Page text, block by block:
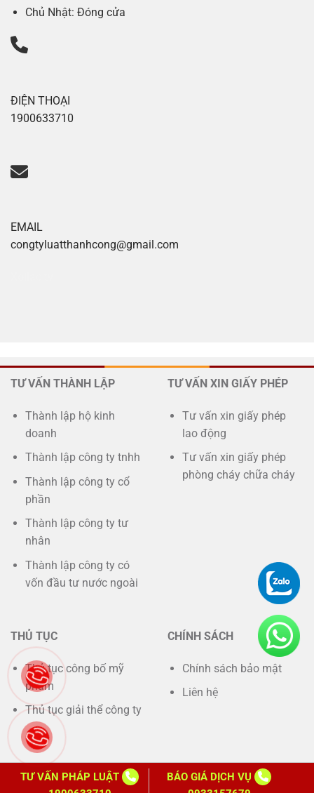
Chủ Nhật: Đóng cửa
ĐIỆN THOẠI
1900633710
EMAIL
congtyluatthanhcong@gmail.com
TƯ VẤN THÀNH LẬP
Thành lập hộ kinh
doanh
Thành lập công ty tnhh
Thành lập công ty cổ
phần
Thành lập công ty tư
nhân
Thành lập công ty có
vốn đầu tư nước ngoài
TƯ VẤN XIN GIẤY PHÉP
Tư vấn xin giấy phép
lao động
Tư vấn xin giấy phép
phòng cháy chữa cháy
THỦ TỤC
Thủ tục công bố mỹ
phẩm
Thủ tục giải thể công ty
CHÍNH SÁCH
Chính sách bảo mật
Liên hệ
TƯ VẤN PHÁP LUẬT
BÁO GIÁ DỊCH VỤ